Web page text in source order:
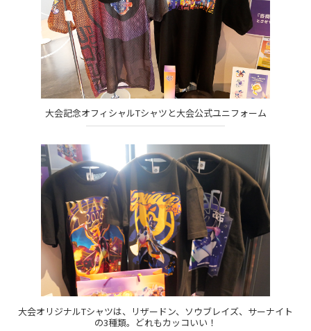
大会記念オフィシャルTシャツと大会公式ユニフォーム
大会オリジナルTシャツは、リザードン、ソウブレイズ、サーナイト
の3種類。どれもカッコいい！